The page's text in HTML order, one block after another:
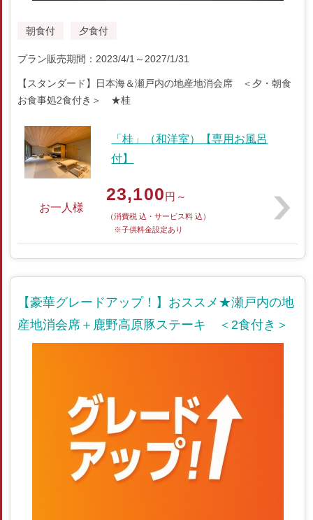
朝食付 夕食付
プラン販売期間：2023/4/1～2027/1/31
【スタンダード】日本海＆瀬戸内の地産地消会席 ＜夕・朝食
お食事処2食付き＞ ★桂
「桂」（和洋室）【専用お風呂
付】
お一人様
23,100円～
（消費税 込・サービス料 込）
※子供料金設定あり
【豪華グレードアップ！】おススメ★瀬戸内の地
産地消会席＋鹿野高原豚ステーキ ＜2食付き＞